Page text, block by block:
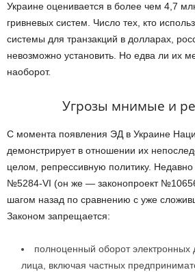
Украине оценивается в более чем 4,7
гривневых систем. Число тех, кто
системы для транзакций в долларах,
невозможно установить. Но едва ли их
наоборот.
Угрозы мнимые и
С момента появления ЭД в Украине
демонстрирует в отношении их
целом, репрессивную политику. Недавно
№5284-VI (он же — законопроект
шагом назад по сравнению с уже
Законом запрещается:
полноценный оборот электронных
лица, включая частных